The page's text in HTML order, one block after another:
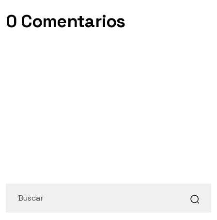
0 Comentarios